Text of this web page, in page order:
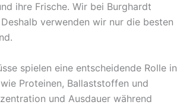
ihre Frische. Wir bei Burghardt
verwenden wir nur die besten
spielen eine entscheidende Rolle in
Proteinen, Ballaststoffen und
und Ausdauer während